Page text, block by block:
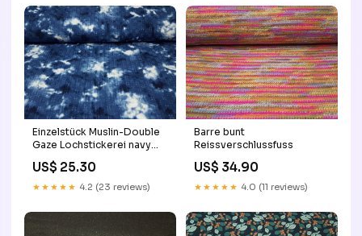
Einzelstück Muslin-Double
Gaze Lochstickerei navy
Category_Stofflastig.ch/Stoffe/Jersey
und
Strick/Baumwolljersey/Panel
US$ 25.30
★★★★★ 4.2 (23 reviews)
Barre bunt
Reissverschlussfuss
US$ 34.90
★★★★★ 4.0 (11 reviews)